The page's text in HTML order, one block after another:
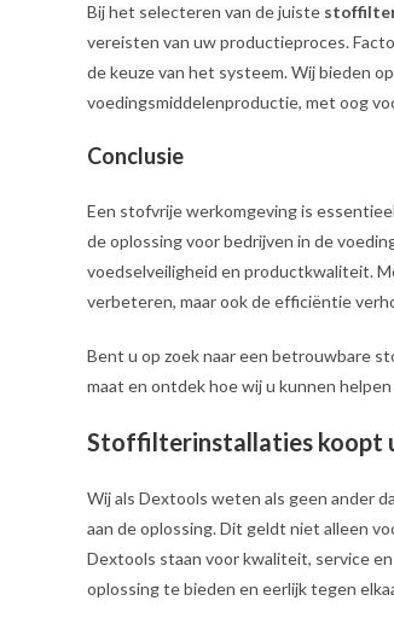
Bij het selecteren van de juiste
vereisten van uw productieproces.
de keuze van het systeem. Wij bieden
voedingsmiddelenproductie, met oog
Conclusie
Een stofvrije werkomgeving is
de oplossing voor bedrijven in de
voedselveiligheid en productkwaliteit.
verbeteren, maar ook de efficiëntie
Bent u op zoek naar een betrouwbare
maat en ontdek hoe wij u kunnen
Stoffilterinstallaties koopt
Wij als Dextools weten als geen ander
aan de oplossing. Dit geldt niet alleen
Dextools staan voor kwaliteit, service
oplossing te bieden en eerlijk tegen